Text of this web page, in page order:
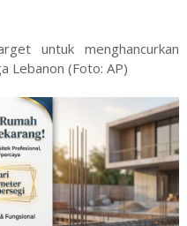
untuk menghancurkan
Lebanon (Foto: AP)